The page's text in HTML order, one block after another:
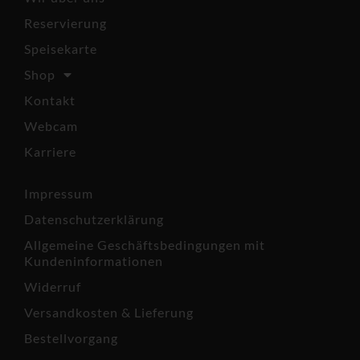
Reservierung
Speisekarte
Shop
Kontakt
Webcam
Karriere
Impressum
Datenschutzerklärung
Allgemeine Geschäftsbedingungen mit
Kundeninformationen
Widerruf
Versandkosten & Lieferung
Bestellvorgang